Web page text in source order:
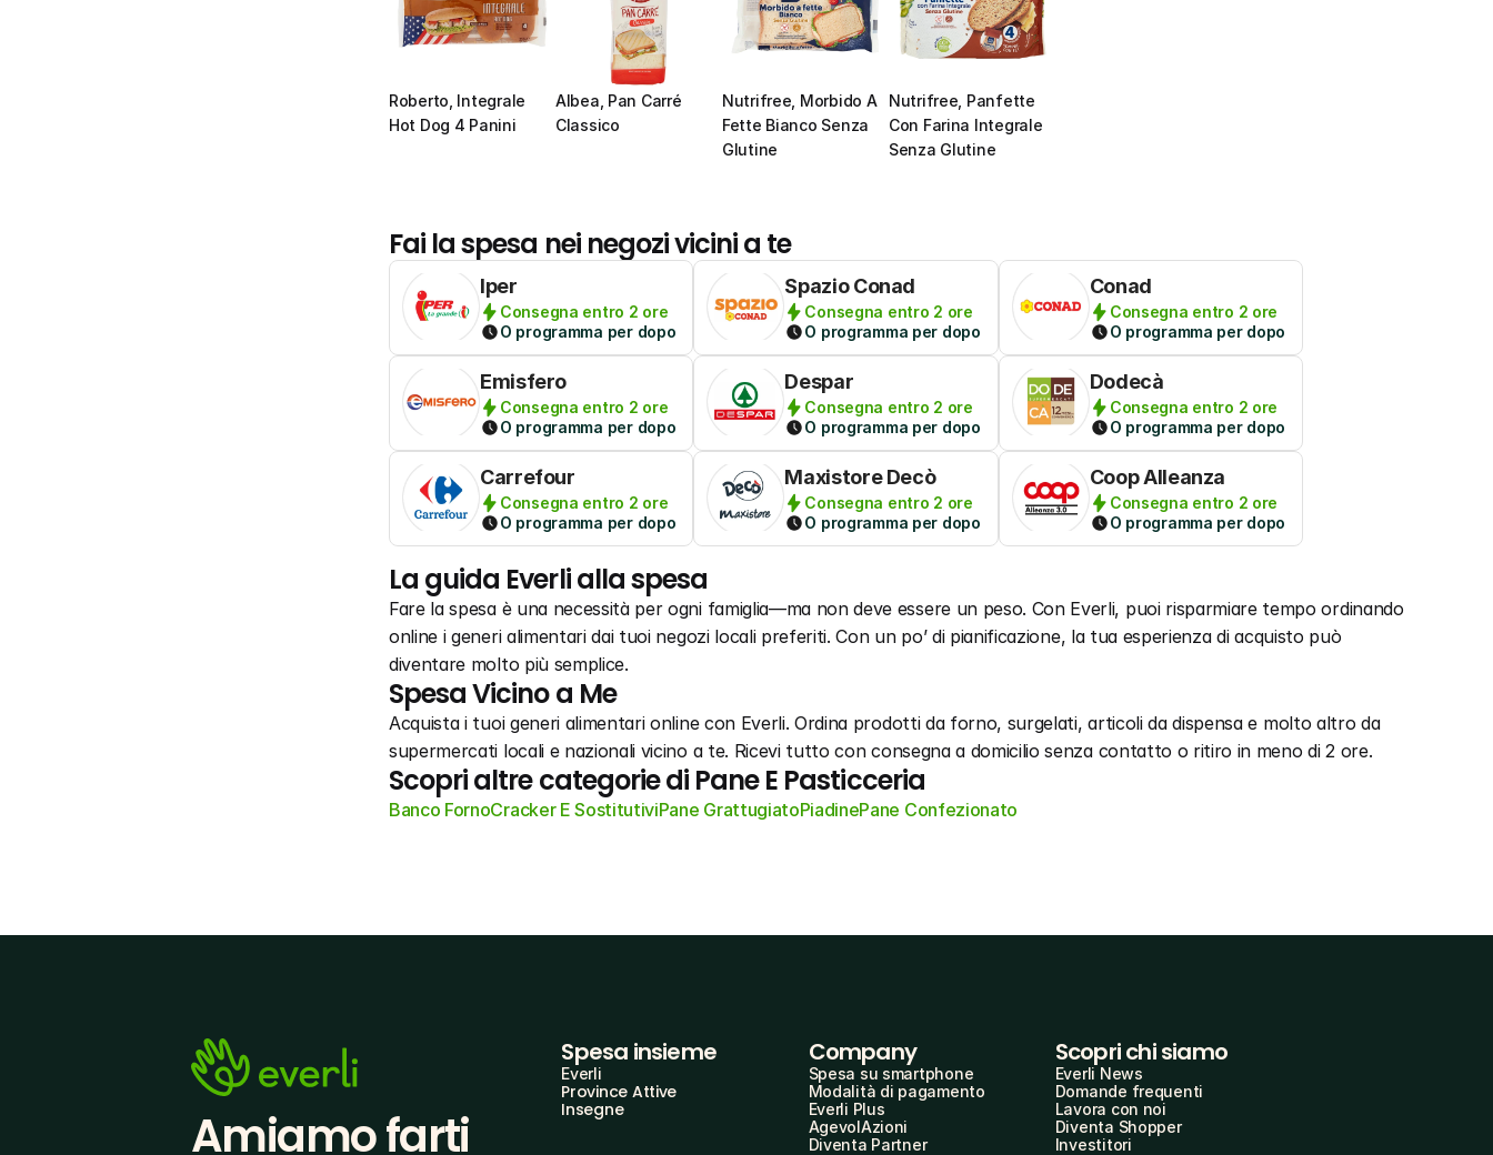
Roberto, Integrale
Hot Dog 4 Panini
Albea, Pan Carré
Classico
Nutrifree, Morbido A
Fette Bianco Senza
Glutine
Nutrifree, Panfette
Con Farina Integrale
Senza Glutine
Fai la spesa nei negozi vicini a te
Iper
Consegna entro 2 ore
O programma per dopo
Spazio Conad
Consegna entro 2 ore
O programma per dopo
Conad
Consegna entro 2 ore
O programma per dopo
Emisfero
Consegna entro 2 ore
O programma per dopo
Despar
Consegna entro 2 ore
O programma per dopo
Dodecà
Consegna entro 2 ore
O programma per dopo
Carrefour
Consegna entro 2 ore
O programma per dopo
Maxistore Decò
Consegna entro 2 ore
O programma per dopo
Coop Alleanza
Consegna entro 2 ore
O programma per dopo
La guida Everli alla spesa
Fare la spesa è una necessità per ogni famiglia—ma non deve essere un peso. Con Everli, puoi risparmiare tempo ordinando
online i generi alimentari dai tuoi negozi locali preferiti. Con un po’ di pianificazione, la tua esperienza di acquisto può
diventare molto più semplice.
Spesa Vicino a Me
Acquista i tuoi generi alimentari online con Everli. Ordina prodotti da forno, surgelati, articoli da dispensa e molto altro da
supermercati locali e nazionali vicino a te. Ricevi tutto con consegna a domicilio senza contatto o ritiro in meno di 2 ore.
Scopri altre categorie di Pane E Pasticceria
Banco FornoCracker E SostitutiviPane GrattugiatoPiadinePane Confezionato
Amiamo farti
Spesa insieme
Everli
Province Attive
Insegne
Company
Spesa su smartphone
Modalità di pagamento
Everli Plus
AgevolAzioni
Diventa Partner
Scopri chi siamo
Everli News
Domande frequenti
Lavora con noi
Diventa Shopper
Investitori